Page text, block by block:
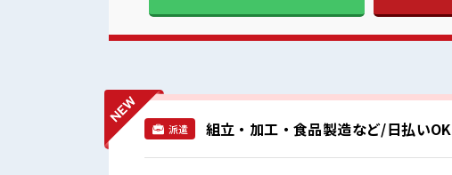
派遣 組立・加工・食品製造など/日払いOK